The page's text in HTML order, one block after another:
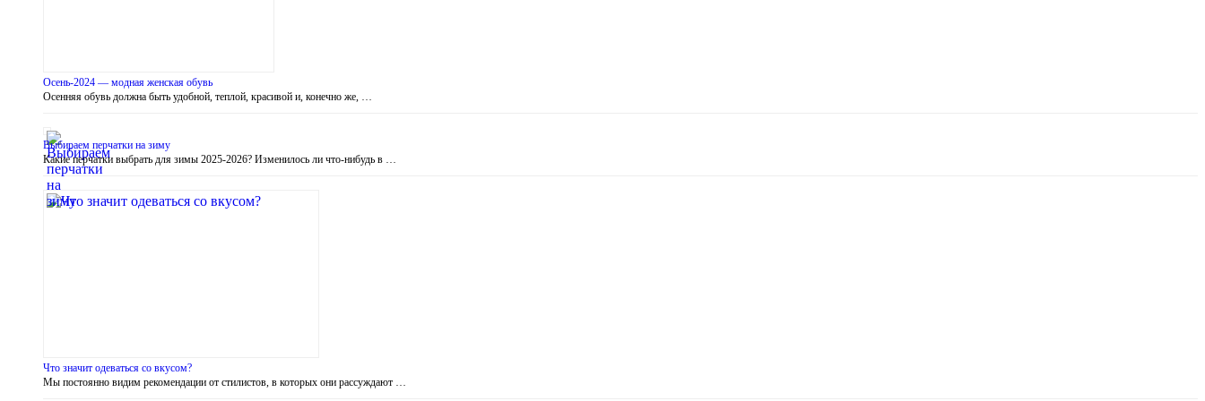
Осень-2024 — модная женская обувь
Осенняя обувь должна быть удобной, теплой, красивой и, конечно же, …
Выбираем перчатки на зиму
Какие перчатки выбрать для зимы 2025-2026? Изменилось ли что-нибудь в …
Что значит одеваться со вкусом?
Мы постоянно видим рекомендации от стилистов, в которых они рассуждают …